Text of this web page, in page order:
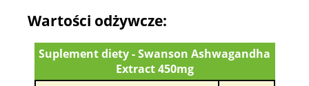
Wartości odżywcze:
Suplement diety - Swanson Ashwagandha
Extract 450mg